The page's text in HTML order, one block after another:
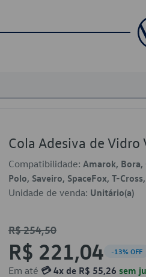
Cola Adesiva de
Compatibilidade: Amarok, Bora,
Polo, Saveiro, SpaceFox, T-
Unidade de venda: Unitário(a)
R$ 254,50
R$ 221,04 -13% OFF
Em até 💳 4x de R$ 55,26 sem